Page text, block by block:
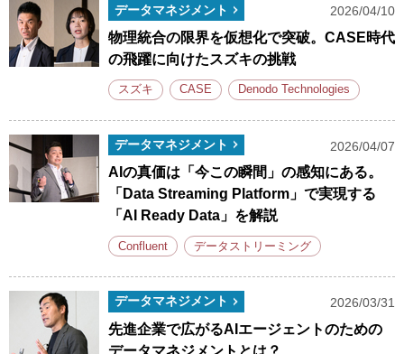
データマネジメント 2026/04/10
物理統合の限界を仮想化で突破。CASE時代
の飛躍に向けたスズキの挑戦
スズキ CASE Denodo Technologies
データマネジメント 2026/04/07
AIの真価は「今この瞬間」の感知にある。
「Data Streaming Platform」で実現する
「AI Ready Data」を解説
Confluent データストリーミング
データマネジメント 2026/03/31
先進企業で広がるAIエージェントのための
データマネジメントとは？